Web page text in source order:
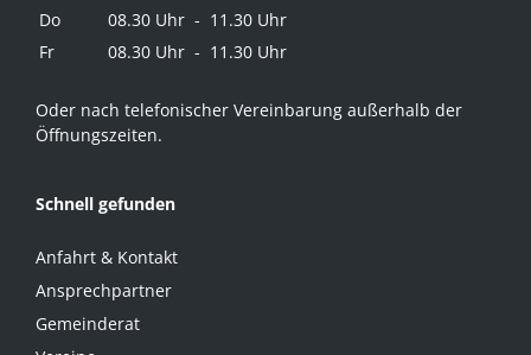
Do
08.30 Uhr - 11.30 Uhr
Fr
08.30 Uhr - 11.30 Uhr
Oder nach telefonischer Vereinbarung außerhalb der
Öffnungszeiten.
Schnell gefunden
Anfahrt & Kontakt
Ansprechpartner
Gemeinderat